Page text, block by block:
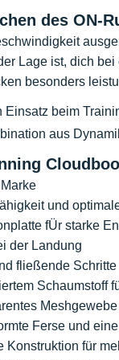
des ON-
Lage ist, dich
besonders
Einsatz beim
aus
und
fÜr starke
der Landung
fließende Schritte
Schaumstoff
Ferse und
Konstruktion für